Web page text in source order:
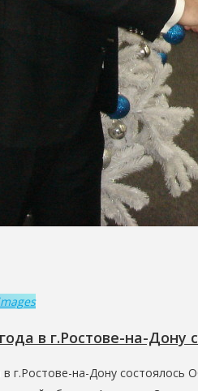
в г.Ростове-на-
в г.Ростове-на-Дону